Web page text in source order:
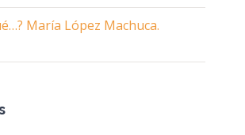
María López Machuca.